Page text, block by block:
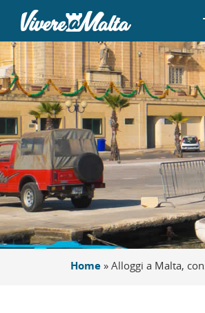
Home » Alloggi a Malta,